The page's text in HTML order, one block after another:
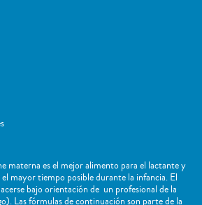
materna es el mejor alimento para el lactante y
mayor tiempo posible durante la infancia. El
bajo orientación de un profesional de la
Las fórmulas de continuación son parte de la